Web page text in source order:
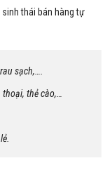
thái bán hàng tự
sạch,….
thẻ cào,…